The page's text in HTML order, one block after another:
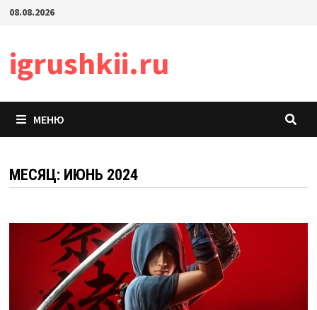
Перейти
08.08.2026
igrushkii.ru
МЕНЮ
МЕСЯЦ: ИЮНЬ 2024